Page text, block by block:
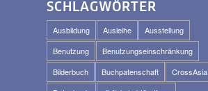
SCHLAGWÖRTER
Ausbildung Ausleihe
Ausstellung
Benutzung
Benutzungseinschränkung
Bilderbuch
Buchpatenschaft
CrossAsia